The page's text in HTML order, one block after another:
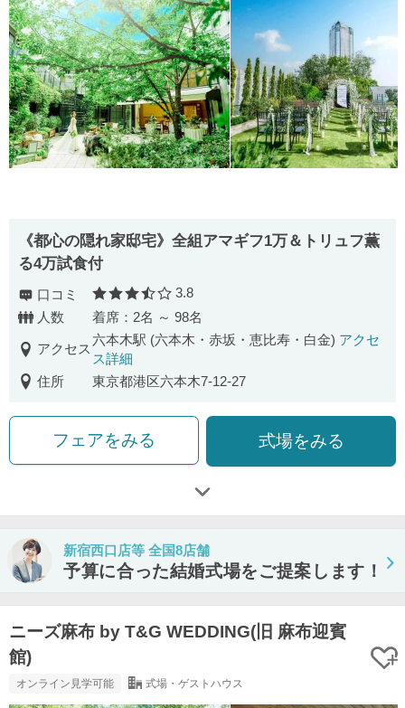
《都心の隠れ家邸宅》全組アマギフ1万＆トリュフ薫
る4万試食付
口コミ 口コミ評価
3.8
人数
着席：2名 ～ 98名
アクセス
六本木駅 (六本木・赤坂・恵比寿・白金) アクセ
ス詳細
住所
東京都港区六本木7-12-27
フェアをみる 式場をみる
新宿西口店等 全国8店舗
予算に合った結婚式場をご提案します！
ニーズ麻布 by T&G WEDDING(旧 麻布迎賓
館)
オンライン見学可能 式場・ゲストハウス